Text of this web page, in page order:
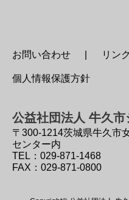
お問い合わせ リン
個人情報保護方針
公益社団法人 牛久
〒300-1214茨城県牛久市
センター内
TEL：029-871-1468
FAX：029-871-0800